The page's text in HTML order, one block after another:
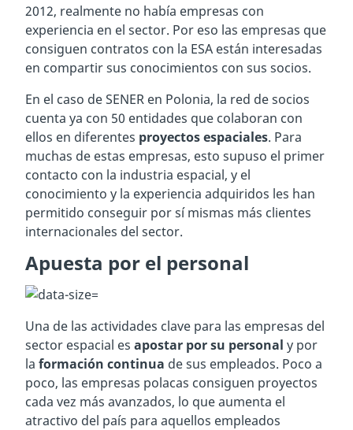
2012, realmente no había empresas con
experiencia en el sector. Por eso las empresas que
consiguen contratos con la ESA están interesadas
en compartir sus conocimientos con sus socios.
En el caso de SENER en Polonia, la red de socios
cuenta ya con 50 entidades que colaboran con
ellos en diferentes proyectos espaciales. Para
muchas de estas empresas, esto supuso el primer
contacto con la industria espacial, y el
conocimiento y la experiencia adquiridos les han
permitido conseguir por sí mismas más clientes
internacionales del sector.
Apuesta por el personal
Una de las actividades clave para las empresas del
sector espacial es apostar por su personal y por
la formación continua de sus empleados. Poco a
poco, las empresas polacas consiguen proyectos
cada vez más avanzados, lo que aumenta el
atractivo del país para aquellos empleados